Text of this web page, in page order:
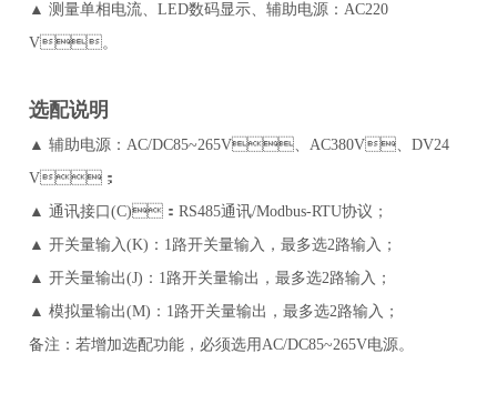
▲ 测量单相电流、LED数码显示、辅助电源：AC220
V。
选配说明
▲ 辅助电源：AC/DC85~265V、AC380V、DV24
V；
▲ 通讯接口(C)：RS485通讯/Modbus-RTU协议；
▲ 开关量输入(K)：1路开关量输入，最多选2路输入；
▲ 开关量输出(J)：1路开关量输出，最多选2路输入；
▲ 模拟量输出(M)：1路开关量输出，最多选2路输入；
备注：若增加选配功能，必须选用AC/DC85~265V电源。